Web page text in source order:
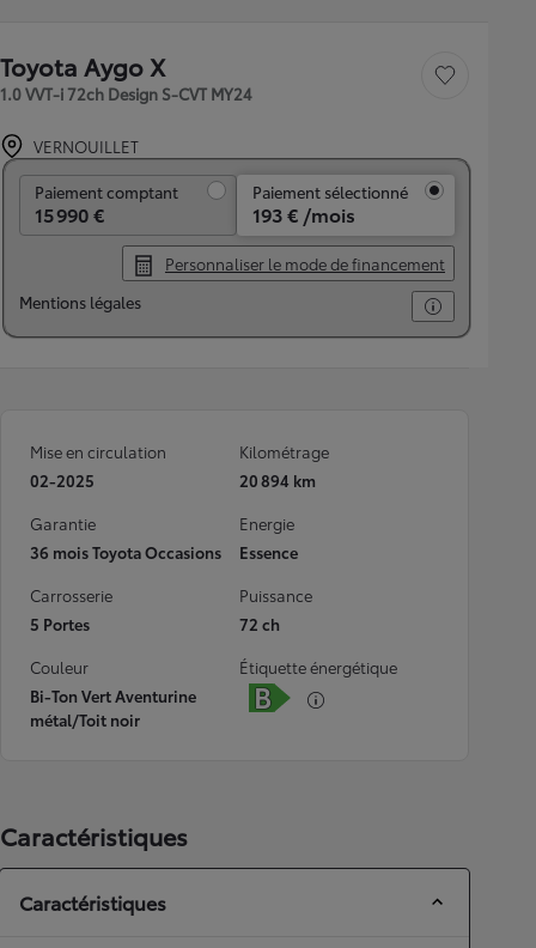
Toyota Aygo X
1.0 VVT-i 72ch Design S-CVT MY24
Sauvegarder le
VERNOUILLET
Paiement comptant
15 990 €
Paiement sélectionné
193 € /mois
Personnaliser le mode de financement
Mentions légales
Mise en circulation
02-2025
Kilométrage
20 894 km
Garantie
36 mois Toyota Occasions
Energie
Essence
Carrosserie
5 Portes
Puissance
72 ch
Couleur
Bi-Ton Vert Aventurine
métal/Toit noir
Étiquette énergétique
Caractéristiques
Caractéristiques